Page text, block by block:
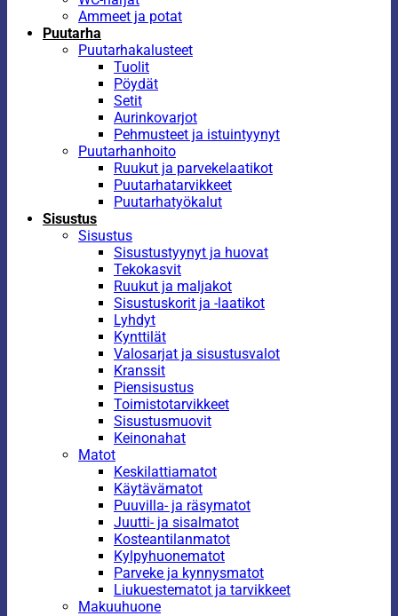
Ammeet ja potat
Puutarha
Puutarhakalusteet
Tuolit
Pöydät
Setit
Aurinkovarjot
Pehmusteet ja istuintyynyt
Puutarhanhoito
Ruukut ja parvekelaatikot
Puutarhatarvikkeet
Puutarhatyökalut
Sisustus
Sisustus
Sisustustyynyt ja huovat
Tekokasvit
Ruukut ja maljakot
Sisustuskorit ja -laatikot
Lyhdyt
Kynttilät
Valosarjat ja sisustusvalot
Kranssit
Piensisustus
Toimistotarvikkeet
Sisustusmuovit
Keinonahat
Matot
Keskilattiamatot
Käytävämatot
Puuvilla- ja räsymatot
Juutti- ja sisalmatot
Kosteantilanmatot
Kylpyhuonematot
Parveke ja kynnysmatot
Liukuestematot ja tarvikkeet
Makuuhuone